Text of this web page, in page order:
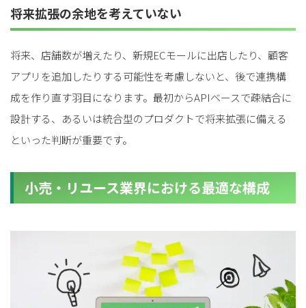
将来拡張の余地を考えていない
将来、店舗数が増えたり、新規ECモールに出店したり、顧客
アプリを追加したりする可能性を考慮しないと、後で連携構
成を作り直す羽目になります。最初からAPIベースで疎結合に
設計する、あるいは統合型のプロダクトで将来拡張に備える
といった判断が重要です。
小売・リユース業界における最適な構成